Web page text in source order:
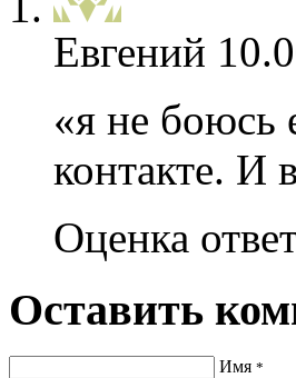
Евгений
«я не боюсь
контакте. И
Оценка
Оставить
Имя *